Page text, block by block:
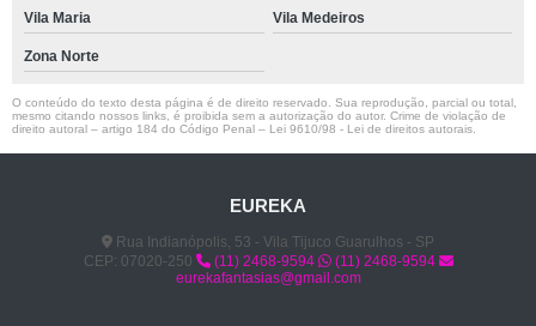
Vila Maria Vila Medeiros
Zona Norte
O conteúdo do texto desta página é de direito reservado. Sua reprodução, parcial ou total,
mesmo citando nossos links, é proibida sem a autorização do autor. Crime de violação de
direito autoral – artigo 184 do Código Penal – Lei 9610/98 - Lei de direitos autorais
EUREKA
Rua Indianópolis, 53 - Vila Tijuco Guarulhos - SP
CEP: 07020-250
(11) 2468-9594
(11) 2468-9594
eurekafantasias@gmail.com